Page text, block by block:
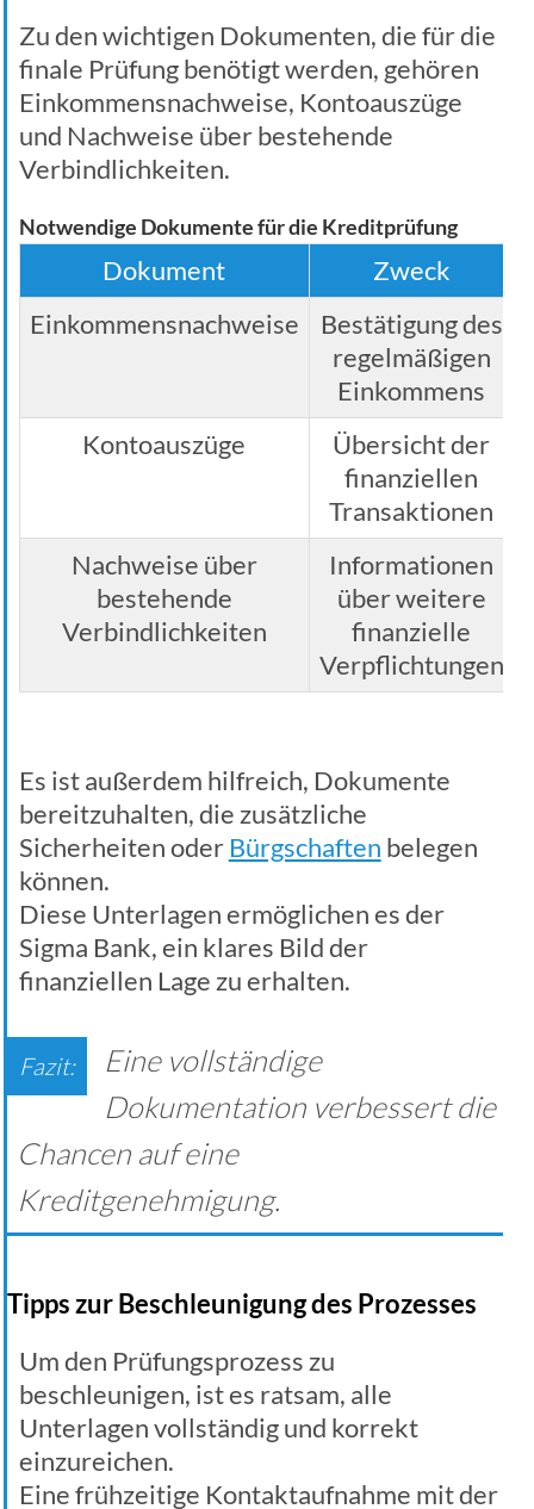
Zu den wichtigen Dokumenten, die für die
finale Prüfung benötigt werden, gehören
Einkommensnachweise, Kontoauszüge
und Nachweise über bestehende
Verbindlichkeiten.
Notwendige Dokumente für die Kreditprüfung
Dokument
Zweck
Einkommensnachweise
Bestätigung des
regelmäßigen
Einkommens
Kontoauszüge
Übersicht der
finanziellen
Transaktionen
Nachweise über
bestehende
Verbindlichkeiten
Informationen
über weitere
finanzielle
Verpflichtungen
Es ist außerdem hilfreich, Dokumente
bereitzuhalten, die zusätzliche
Sicherheiten oder Bürgschaften belegen
können.
Diese Unterlagen ermöglichen es der
Sigma Bank, ein klares Bild der
finanziellen Lage zu erhalten.
Eine vollständige
Dokumentation verbessert die
Chancen auf eine
Kreditgenehmigung.
Tipps zur Beschleunigung des Prozesses
Um den Prüfungsprozess zu
beschleunigen, ist es ratsam, alle
Unterlagen vollständig und korrekt
einzureichen.
Eine frühzeitige Kontaktaufnahme mit der